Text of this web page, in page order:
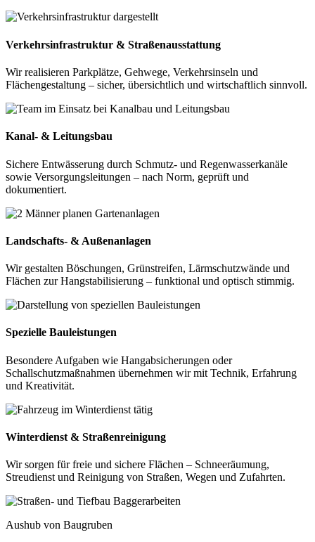
Verkehrsinfrastruktur & Straßenausstattung
Wir realisieren Parkplätze, Gehwege, Verkehrsinseln und
Flächengestaltung – sicher, übersichtlich und wirtschaftlich sinnvoll.
Kanal- & Leitungsbau
Sichere Entwässerung durch Schmutz- und Regenwasserkanäle
sowie Versorgungsleitungen – nach Norm, geprüft und
dokumentiert.
Landschafts- & Außenanlagen
Wir gestalten Böschungen, Grünstreifen, Lärmschutzwände und
Flächen zur Hangstabilisierung – funktional und optisch stimmig.
Spezielle Bauleistungen
Besondere Aufgaben wie Hangabsicherungen oder
Schallschutzmaßnahmen übernehmen wir mit Technik, Erfahrung
und Kreativität.
Winterdienst & Straßenreinigung
Wir sorgen für freie und sichere Flächen – Schneeräumung,
Streudienst und Reinigung von Straßen, Wegen und Zufahrten.
Aushub von Baugruben